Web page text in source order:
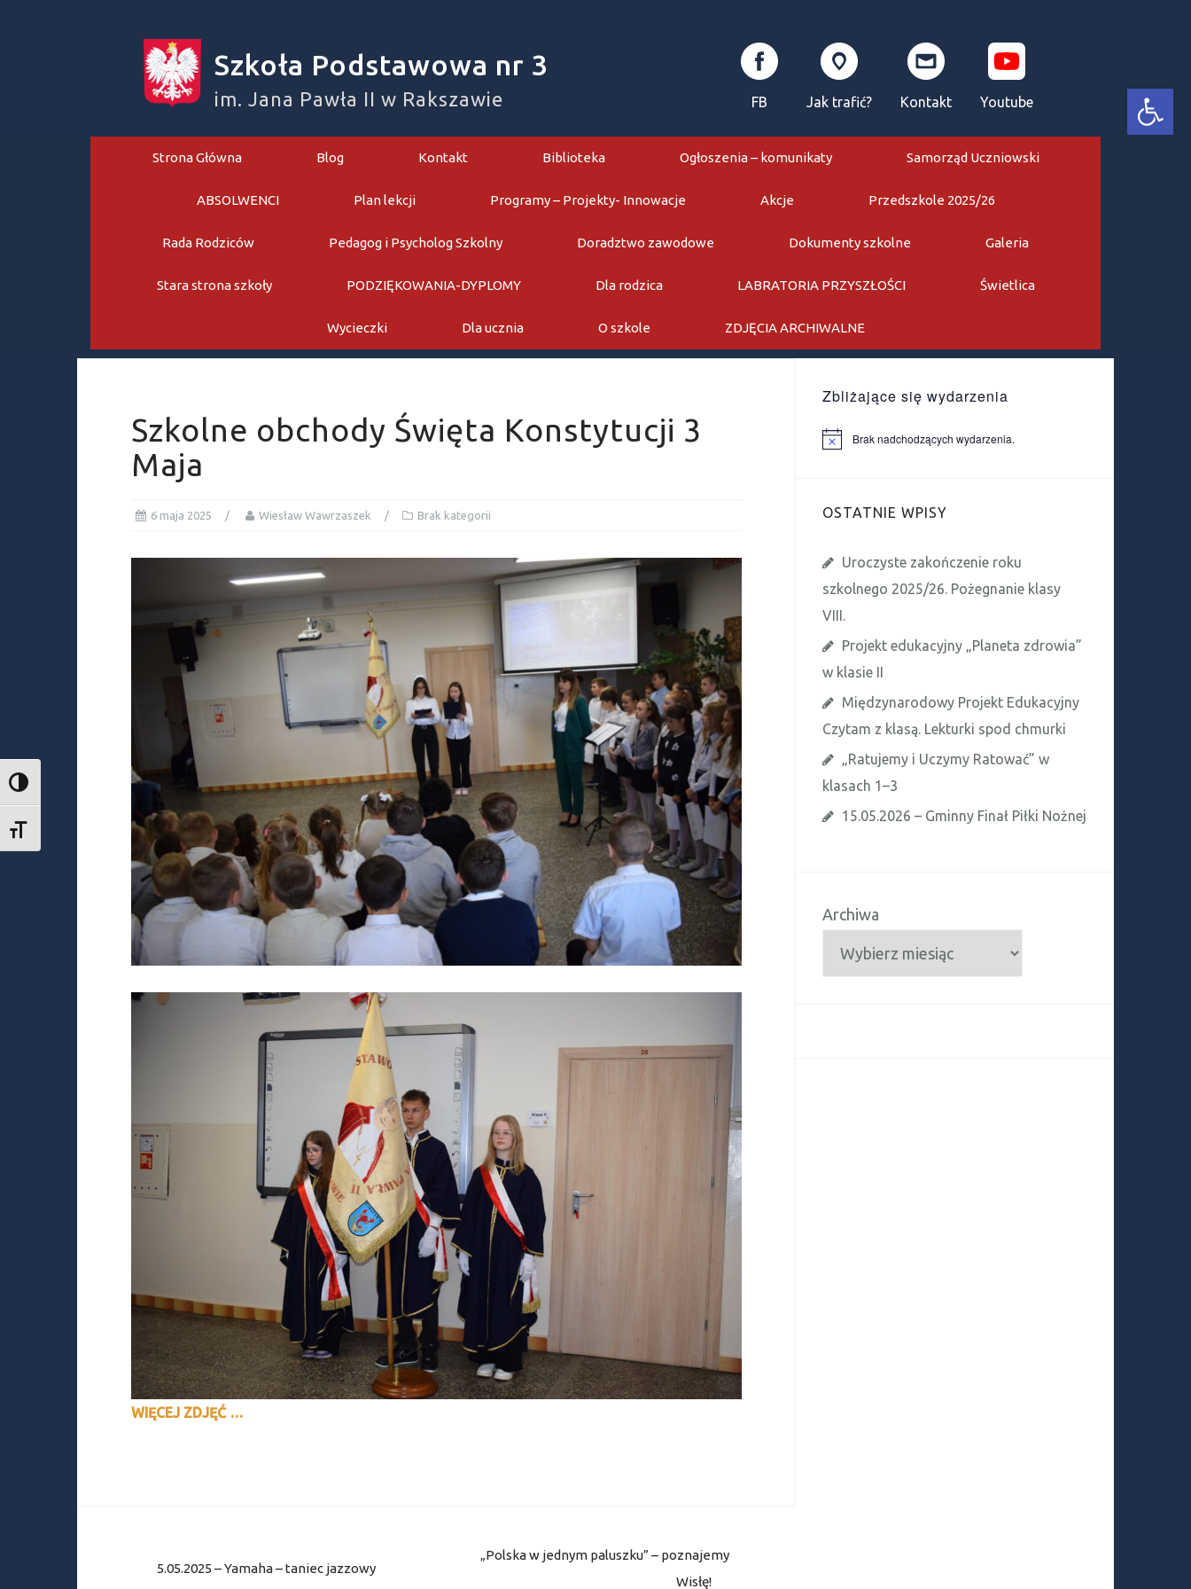
Otwórz pasek narzędzi
TOGGLE HIGH CONTRAST
TOGGLE FONT SIZE
Szkoła Podstawowa nr 3
im. Jana Pawła II w Rakszawie FB Jak trafić? Kontakt Youtube
Strona Główna Blog Kontakt Biblioteka Ogłoszenia – komunikaty Samorząd Uczniowski
ABSOLWENCI Plan lekcji Programy – Projekty- Innowacje Akcje Przedszkole 2025/26
Rada Rodziców Pedagog i Psycholog Szkolny Doradztwo zawodowe Dokumenty szkolne Galeria
Stara strona szkoły PODZIĘKOWANIA-DYPLOMY Dla rodzica LABRATORIA PRZYSZŁOŚCI Świetlica
Wycieczki Dla ucznia O szkole ZDJĘCIA ARCHIWALNE
Szkolne obchody Święta Konstytucji 3
Maja
6 maja 2025 Wiesław Wawrzaszek Brak kategorii
WIĘCEJ ZDJĘĆ …
wpisu
5.05.2025 – Yamaha – taniec jazzowy
„Polska w jednym paluszku” – poznajemy
Wisłę!
Zbliżające się wydarzenia
d
e
n
e
Brak nadchodzących wydarzenia.
OSTATNIE WPISY
Uroczyste zakończenie roku
szkolnego 2025/26. Pożegnanie klasy
VIII.
Projekt edukacyjny „Planeta zdrowia”
w klasie II
Międzynarodowy Projekt Edukacyjny
Czytam z klasą. Lekturki spod chmurki
„Ratujemy i Uczymy Ratować” w
klasach 1–3
15.05.2026 – Gminny Finał Piłki Nożnej
Archiwa